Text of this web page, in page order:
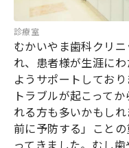
診療室
むかいやま歯科クリ
れ、患者様が生涯に
ようサポートしてお
トラブルが起こって
れる方も多いかもし
前に予防する」こと
ってきました。むし